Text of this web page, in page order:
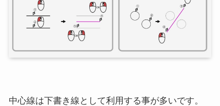
中心線は下書き線として利用する事が多いです。